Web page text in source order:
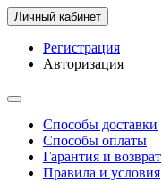
Личный кабинет
Регистрация
Авторизация
Способы доставки
Способы оплаты
Гарантия и возврат
Правила и условия